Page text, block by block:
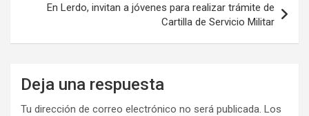
En Lerdo, invitan a jóvenes para realizar trámite de
Cartilla de Servicio Militar
Deja una respuesta
Tu dirección de correo electrónico no será publicada. Los